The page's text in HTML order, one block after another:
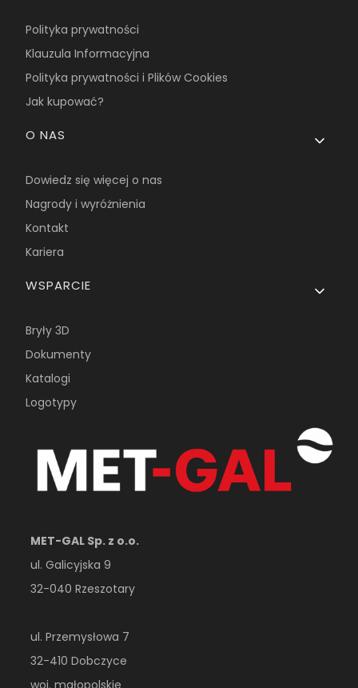
Polityka prywatności
Klauzula Informacyjna
Polityka prywatności i Plików Cookies
Jak kupować?
O NAS
Dowiedz się więcej o nas
Nagrody i wyróżnienia
Kontakt
Kariera
WSPARCIE
Bryły 3D
Dokumenty
Katalogi
Logotypy
MET-GAL Sp. z o.o.
ul. Galicyjska 9
32-040 Rzeszotary
ul. Przemysłowa 7
32-410 Dobczyce
woj. małopolskie